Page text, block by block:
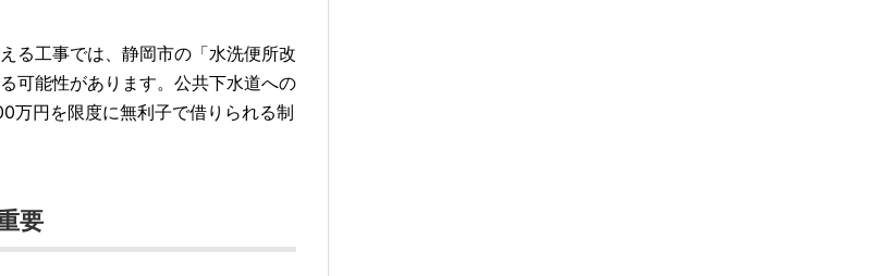
る工事では、静岡市の「水洗便所改
可能性があります。公共下水道への
万円を限度に無利子で借りられる制
要